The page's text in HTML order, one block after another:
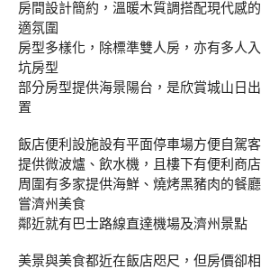
房間設計簡約，溫暖木質調搭配現代感
適氛圍
房型多樣化，除標準雙人房，亦有多人
坑房型
部分房型提供海景陽台，是欣賞城山日
置
飯店便利設施設有平面停車場方便自駕客
提供微波爐、飲水機，且樓下有便利商
周圍有多家提供海鮮、燒烤黑豬肉的餐
嘗濟州美食
鄰近就有巴士路線直達機場及濟州景點
美景與美食都近在飯店咫尺，但房價卻